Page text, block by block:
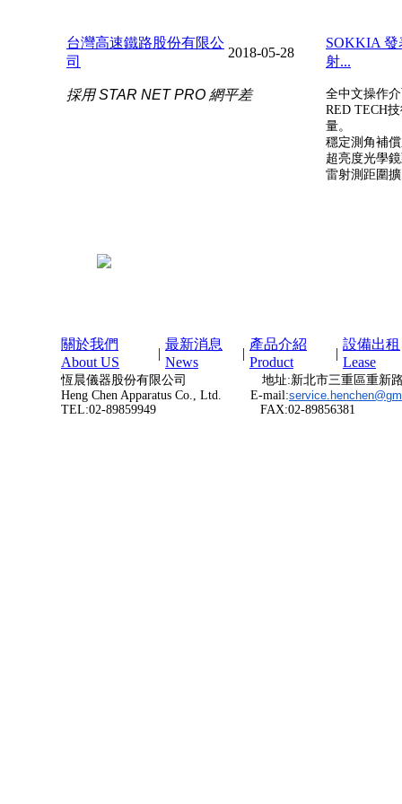
台灣高速鐵路股份有限公
司
2018-05-28
採用 STAR NET PRO 網平差
SOKKIA
射...
全中文操作
RED TECH
量。
穩定測角補
超亮度光學
雷射測距圍
關於我們
About US
|
最新消息
News
|
產品介紹
Product
|
設備出租
Lease
恆晨儀器股份有限公司 地址:新北市三重區重新路4
Heng Chen Apparatus Co., Ltd. E-mail:
TEL:02-89859949 FAX:02-89856381